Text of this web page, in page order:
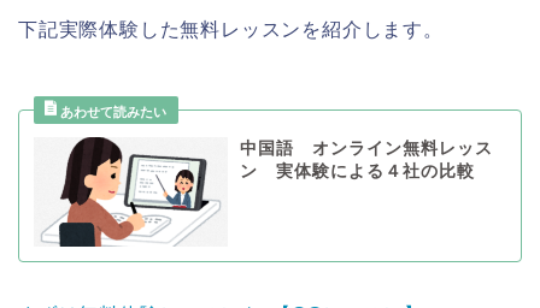
下記実際体験した無料レッスンを紹介します。
中国語 オンライン無料レッス
ン 実体験による４社の比較